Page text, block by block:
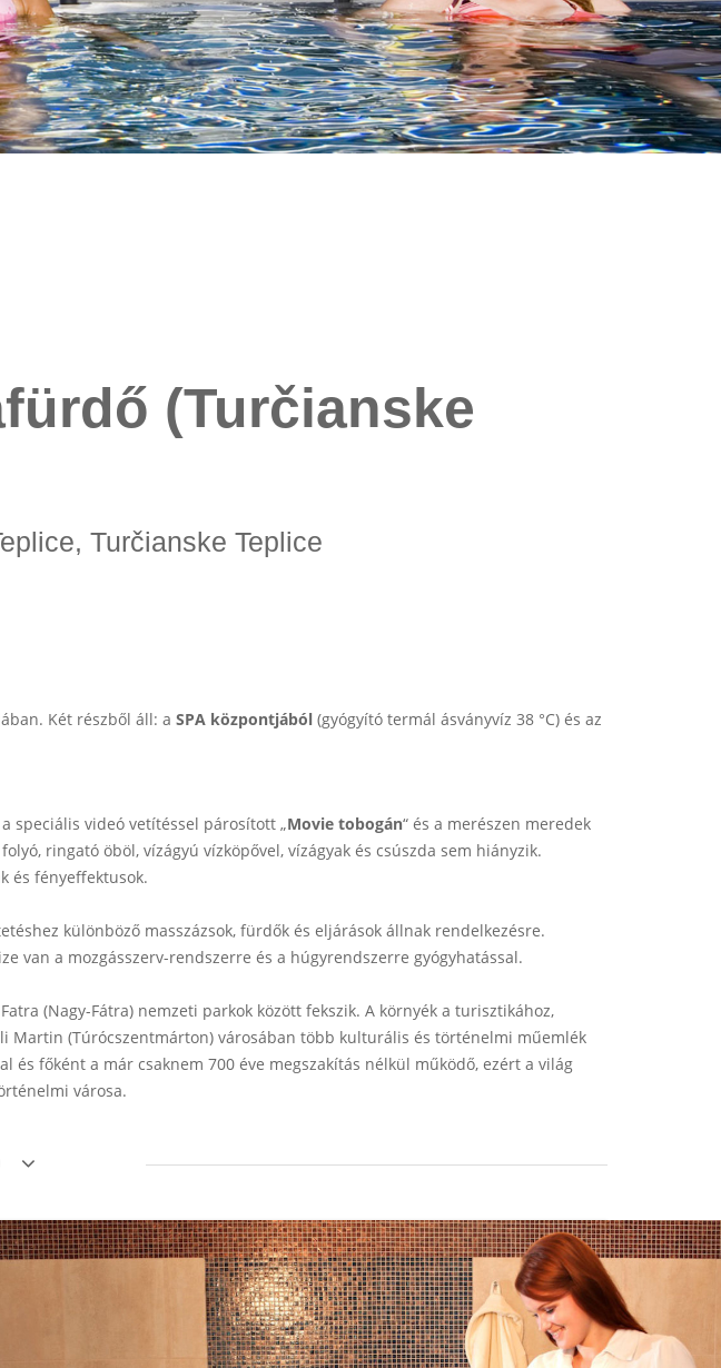
(Turčianske
Turčianske Teplice
Két részből áll: a SPA központjából (gyógyító termál ásványvíz 38 °C) és az
speciális videó vetítéssel párosított „Movie tobogán“ és a merészen meredek
ringató öböl, vízágyú vízköpővel, vízágyak és csúszda sem hiányzik.
és fényeffektusok.
különböző masszázsok, fürdők és eljárások állnak rendelkezésre.
van a mozgásszerv-rendszerre és a húgyrendszerre gyógyhatással.
(Nagy-Fátra) nemzeti parkok között fekszik. A környék a turisztikához,
Martin (Túrócszentmárton) városában több kulturális és történelmi műemlék
főként a már csaknem 700 éve megszakítás nélkül működő, ezért a világ
városa.